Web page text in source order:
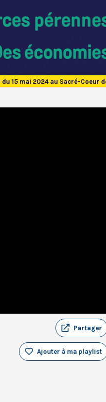
15 mai 2024 au Sacré-Coeur
Partager
Ajouter à ma playlist